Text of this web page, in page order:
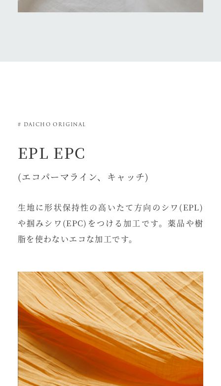
# DAICHO ORIGINAL
EPL EPC
(エコパーマライン、キャッチ)
生地に形状保持性の高いたて方向のシワ(EPL)
や掴みシワ(EPC)をつける加工です。薬品や樹
脂を使わないエコな加工です。